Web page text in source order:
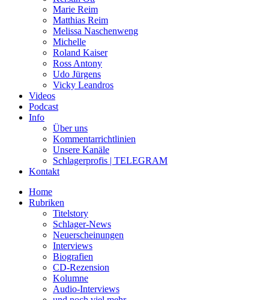
Marie Reim
Matthias Reim
Melissa Naschenweng
Michelle
Roland Kaiser
Ross Antony
Udo Jürgens
Vicky Leandros
Videos
Podcast
Info
Über uns
Kommentarrichtlinien
Unsere Kanäle
Schlagerprofis | TELEGRAM
Kontakt
Home
Rubriken
Titelstory
Schlager-News
Neuerscheinungen
Interviews
Biografien
CD-Rezension
Kolumne
Audio-Interviews